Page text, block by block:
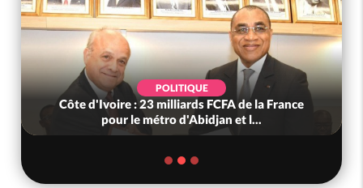
POLITIQUE
Côte d'Ivoire : 23 milliards FCFA de la France
pour le métro d'Abidjan et l...